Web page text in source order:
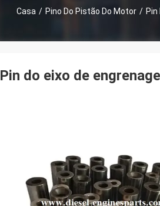
Casa / Pino Do Pistão Do Motor / Pin
Pin do eixo de